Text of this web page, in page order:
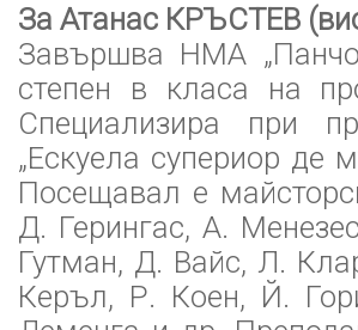
За Атанас КРЪСТЕВ
Завършва НМА „Панчо
степен в класа на
Специализира при
„Ескуела супериор де
Посещавал е
Д. Герингас, А.
Гутман, Д. Вайс, Л.
Керъл, Р. Коен, Й.